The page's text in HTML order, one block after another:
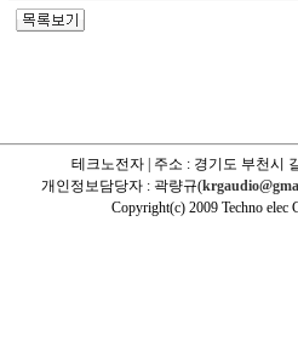
테크노전자 | 주소 : 경기도 부천시
개인정보담당자 : 곽량규(
Copyright(c) 2009 Techno elec